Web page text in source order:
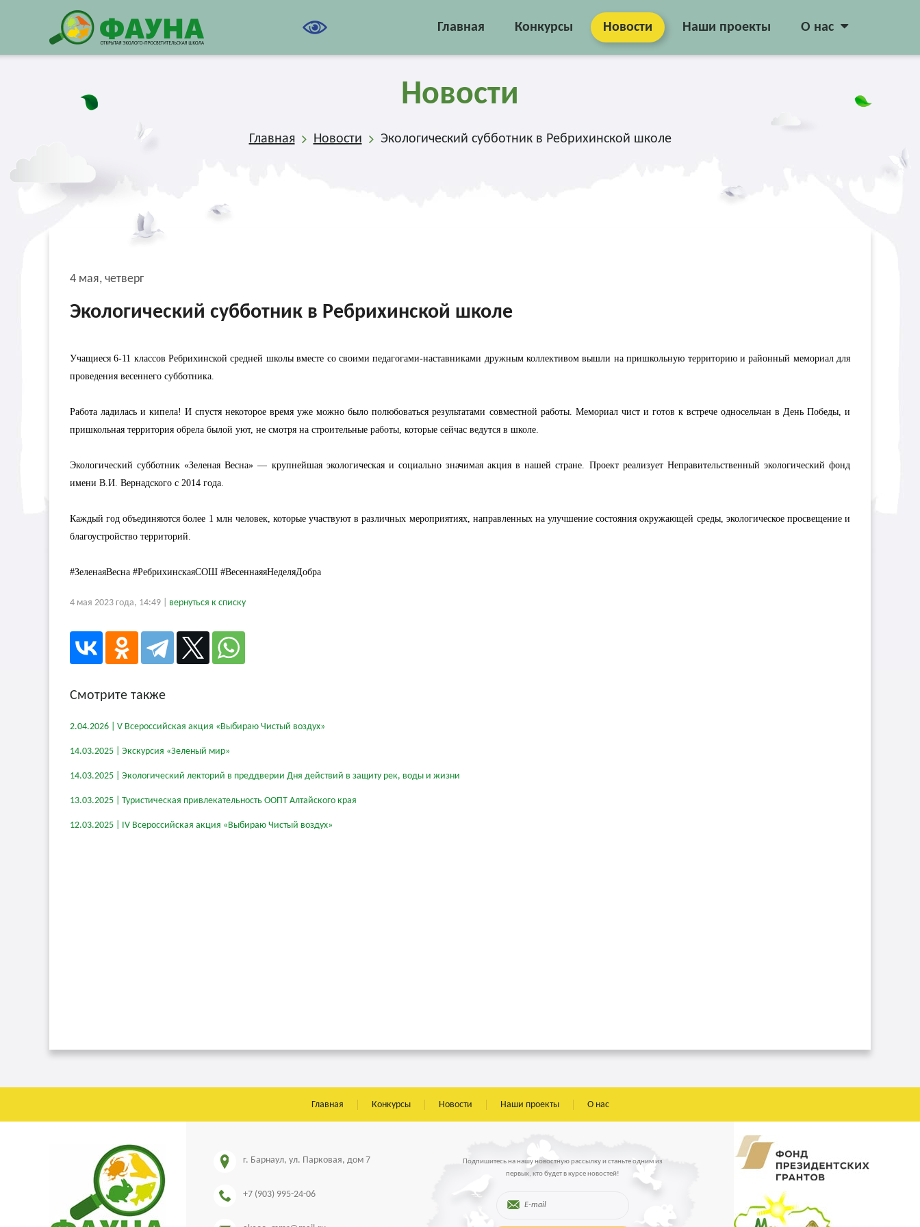
Главная Конкурсы Новости Наши проекты О нас
Новости
Главная Новости Экологический субботник в Ребрихинской школе
4 мая, четверг
Экологический субботник в Ребрихинской школе
Учащиеся 6-11 классов Ребрихинской средней школы вместе со своими педагогами-наставниками дружным коллективом вышли на пришкольную территорию и районный мемориал для
проведения весеннего субботника.
Работа ладилась и кипела! И спустя некоторое время уже можно было полюбоваться результатами совместной работы. Мемориал чист и готов к встрече односельчан в День Победы, и
пришкольная территория обрела былой уют, не смотря на строительные работы, которые сейчас ведутся в школе.
Экологический субботник «Зеленая Весна» — крупнейшая экологическая и социально значимая акция в нашей стране. Проект реализует Неправительственный экологический фонд
имени В.И. Вернадского с 2014 года.
Каждый год объединяются более 1 млн человек, которые участвуют в различных мероприятиях, направленных на улучшение состояния окружающей среды, экологическое просвещение и
благоустройство территорий.
#ЗеленаяВесна #РебрихинскаяСОШ #ВесеннаяяНеделяДобра
4 мая 2023 года, 14:49 | вернуться к списку
Смотрите также
2.04.2026 | V Всероссийская акция «Выбираю Чистый воздух»
14.03.2025 | Экскурсия «Зеленый мир»
14.03.2025 | Экологический лекторий в преддверии Дня действий в защиту рек, воды и жизни
13.03.2025 | Туристическая привлекательность ООПТ Алтайского края
12.03.2025 | IV Всероссийская акция «Выбираю Чистый воздух»
Главная Конкурсы Новости Наши проекты О нас
г. Барнаул, ул. Парковая, дом 7
+7 (903) 995-24-06
Подпишитесь на нашу новостную рассылку и станьте одним из
первых, кто будет в курсе новостей!